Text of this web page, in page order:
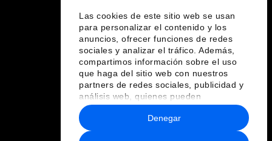
Las cookies de este sitio web se usan
para personalizar el contenido y los
anuncios, ofrecer funciones de redes
sociales y analizar el tráfico. Además,
compartimos información sobre el uso
que haga del sitio web con nuestros
partners de redes sociales, publicidad y
análisis web, quienes pueden
combinarla con otra información que les
haya proporcionado o que hayan
recopilado a partir del uso que haya
Denegar